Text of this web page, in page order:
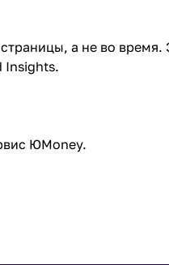
а не во время.
Insights.
ЮMoney.